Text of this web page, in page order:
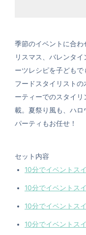
季節のイベントに合わ
リスマス、バレンタ
ーツレシピを子ども
フードスタイリスト
ーティーでのスタイ
載。夏祭り風も、ハ
パーティもお任せ！
セット内容
10分でイベントス
10分でイベントス
10分でイベントス
10分でイベントス